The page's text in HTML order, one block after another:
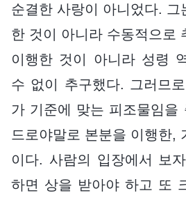
순결한 사랑이 아니었다. 그
한 것이 아니라 수동적으로
이행한 것이 아니라 성령
수 없이 추구했다. 그러므
가 기준에 맞는 피조물임을
드로야말로 본분을 이행한,
이다. 사람의 입장에서 보
하면 상을 받아야 하고 또